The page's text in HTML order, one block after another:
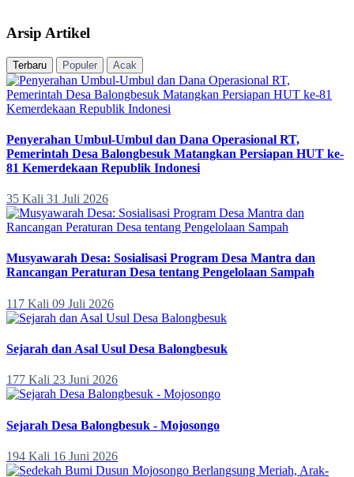
Arsip Artikel
Terbaru Populer Acak
Penyerahan Umbul-Umbul dan Dana Operasional RT,
Pemerintah Desa Balongbesuk Matangkan Persiapan HUT ke-
81 Kemerdekaan Republik Indonesi
35 Kali 31 Juli 2026
Musyawarah Desa: Sosialisasi Program Desa Mantra dan
Rancangan Peraturan Desa tentang Pengelolaan Sampah
117 Kali 09 Juli 2026
Sejarah dan Asal Usul Desa Balongbesuk
177 Kali 23 Juni 2026
Sejarah Desa Balongbesuk - Mojosongo
194 Kali 16 Juni 2026